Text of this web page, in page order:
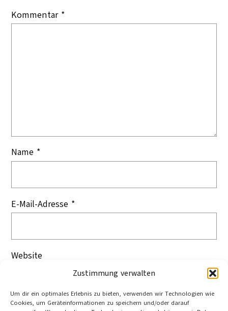
Zustimmung verwalten
Um dir ein optimales Erlebnis zu bieten, verwenden wir Technologien wie
Cookies, um Geräteinformationen zu speichern und/oder darauf
Kommentar *
Name *
E-Mail-Adresse *
Website